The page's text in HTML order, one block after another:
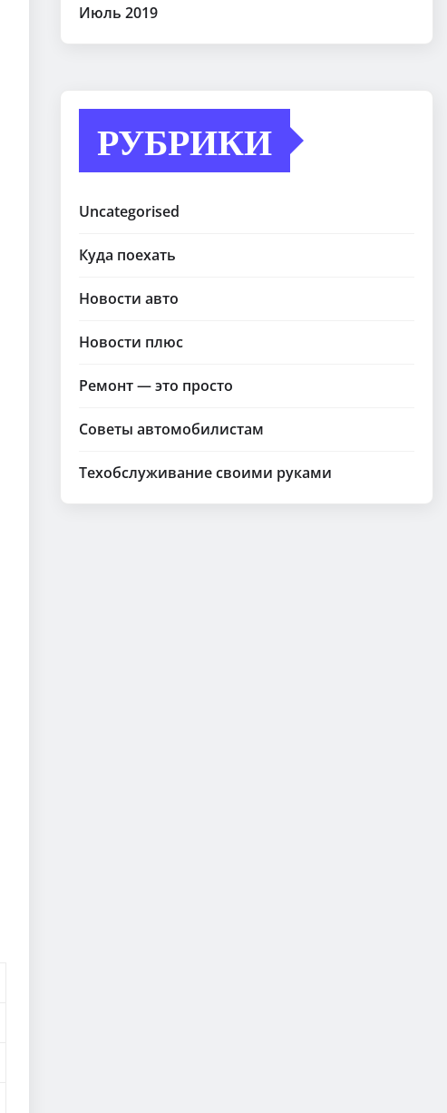
Июль 2019
РУБРИКИ
Uncategorised
Куда поехать
Новости авто
Новости плюс
Ремонт — это просто
Советы автомобилистам
Техобслуживание своими руками